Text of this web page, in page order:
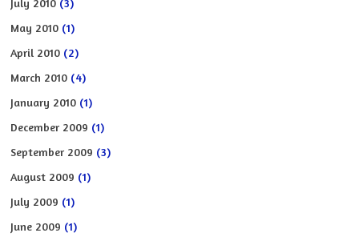
May 2010 (1)
April 2010 (2)
March 2010 (4)
January 2010 (1)
December 2009 (1)
September 2009 (3)
August 2009 (1)
July 2009 (1)
June 2009 (1)